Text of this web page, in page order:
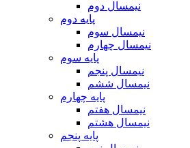
نیمسال دوم
پایه دوم
نیمسال سوم
نیمسال چهارم
پایه سوم
نیمسال پنجم
نیمسال ششم
پایه چهارم
نیمسال هفتم
نیمسال هشتم
پایه پنجم